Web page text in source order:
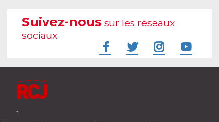
Suivez-nous sur les réseaux
sociaux